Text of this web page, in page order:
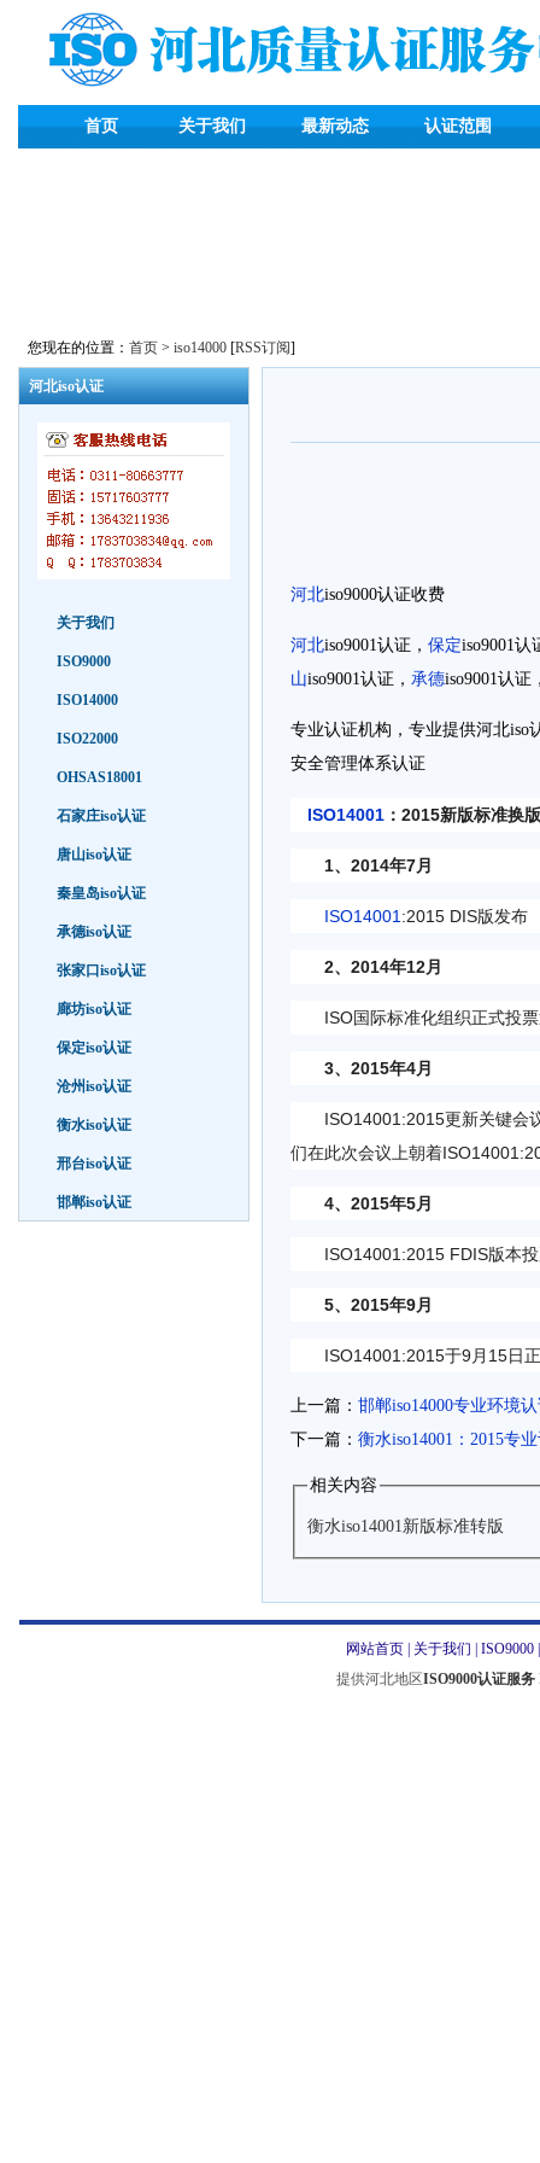
首页 关于我们 最新动态 认证范围
您现在的位置： 首页 > iso14000 [RSS订阅]
河北iso认证
关于我们
ISO9000
ISO14000
ISO22000
OHSAS18001
石家庄iso认证
唐山iso认证
秦皇岛iso认证
承德iso认证
张家口iso认证
廊坊iso认证
保定iso认证
沧州iso认证
衡水iso认证
邢台iso认证
邯郸iso认证
河北iso9000认证收费
河北iso9001认证， 保定iso9001认
山iso9001认证， 承德iso9001认证
专业认证机构，专业提供河北iso
安全管理体系认证
ISO14001 ：2015新版标准换
1、2014年7月
ISO14001 :2015 DIS版发布
2、2014年12月
ISO国际标准化组织正式投票
3、2015年4月
ISO14001:2015更新关键会议
们在此次会议上朝着
4、2015年5月
ISO14001:2015 FDIS版本投
5、2015年9月
ISO14001:2015于9月15日正
上一篇： 邯郸iso14000专业环境
下一篇： 衡水iso14001：2015专
相关内容
衡水iso14001新版标准转版
网站首页| 关于我们 ISO9000
提供河北地区ISO9000认证服务